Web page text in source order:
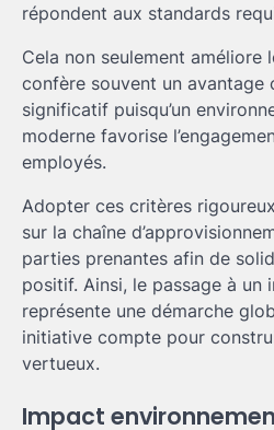
répondent aux standards
Cela non seulement améliore
confère souvent un avantage
significatif puisqu’un
moderne favorise
employés.
Adopter ces critères
sur la chaîne
parties prenantes afin de
positif. Ainsi, le passage à un
représente une démarche
initiative compte pour
vertueux.
Impact